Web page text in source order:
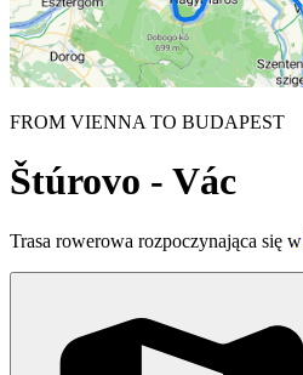
FROM VIENNA TO BUDAPEST
Štúrovo - Vác
Trasa rowerowa rozpoczynająca się w